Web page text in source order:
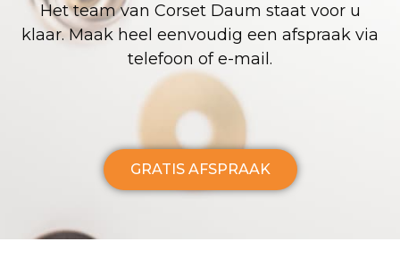
Het team van Corset Daum staat voor u
klaar. Maak heel eenvoudig een afspraak via
telefoon of e-mail.
GRATIS AFSPRAAK